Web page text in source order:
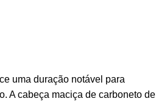
uma duração notável para
A cabeça maciça de carboneto de